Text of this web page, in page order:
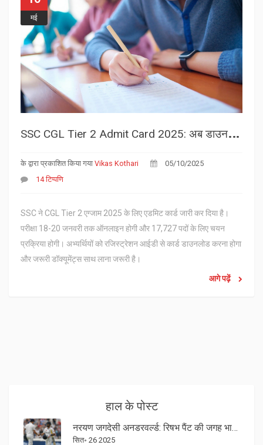
मई
S
SC CGL Tier 2 Admit Card 2025: अब डाउनलोड करें, जानें परीक्षा डेट्स व जरूरी निर्देश
के द्वारा प्रकाशित किया गया Vikas Kothari
05/10/2025
14 टिप्पणि
SSC ने CGL Tier 2 एग्जाम 2025 के लिए एडमिट कार्ड जारी कर दिया है।
परीक्षा 18-20 जनवरी तक ऑनलाइन होगी और 17,727 पदों के लिए चयन
प्रक्रिया होगी। अभ्यर्थियों को रजिस्ट्रेशन आईडी से कार्ड डाउनलोड करना होगा
और जरूरी डॉक्यूमेंट्स साथ लाना जरूरी है।
आगे पढ़ें
हाल के पोस्ट
नरयण जगदेसी अनडरवर्ल्ड: रिषभ पैंट की जगह भारत ने चुनी नई विकेटकीपर बॅट्समैन
सित॰ 26 2025